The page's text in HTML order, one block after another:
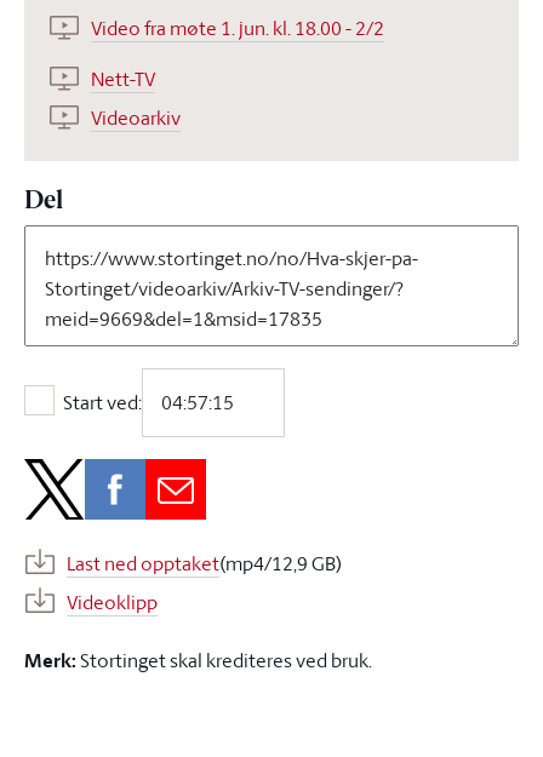
Video fra møte 1. jun. kl. 18.00 - 2/2
Nett-TV
Videoarkiv
Del
Start ved:
Start ved:
Last ned opptaket(mp4/12,9 GB)
Videoklipp
Merk:Stortinget skal krediteres ved bruk.